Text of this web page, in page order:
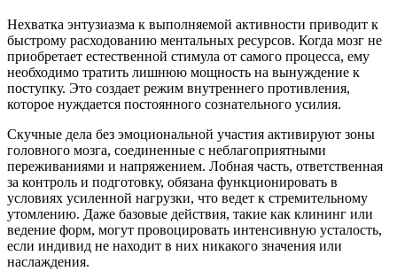
Нехватка энтузиазма к выполняемой активности приводит к
быстрому расходованию ментальных ресурсов. Когда мозг не
приобретает естественной стимула от самого процесса, ему
необходимо тратить лишнюю мощность на вынуждение к
поступку. Это создает режим внутреннего противления,
которое нуждается постоянного сознательного усилия.
Скучные дела без эмоциональной участия активируют зоны
головного мозга, соединенные с неблагоприятными
переживаниями и напряжением. Лобная часть, ответственная
за контроль и подготовку, обязана функционировать в
условиях усиленной нагрузки, что ведет к стремительному
утомлению. Даже базовые действия, такие как клининг или
ведение форм, могут провоцировать интенсивную усталость,
если индивид не находит в них никакого значения или
наслаждения.